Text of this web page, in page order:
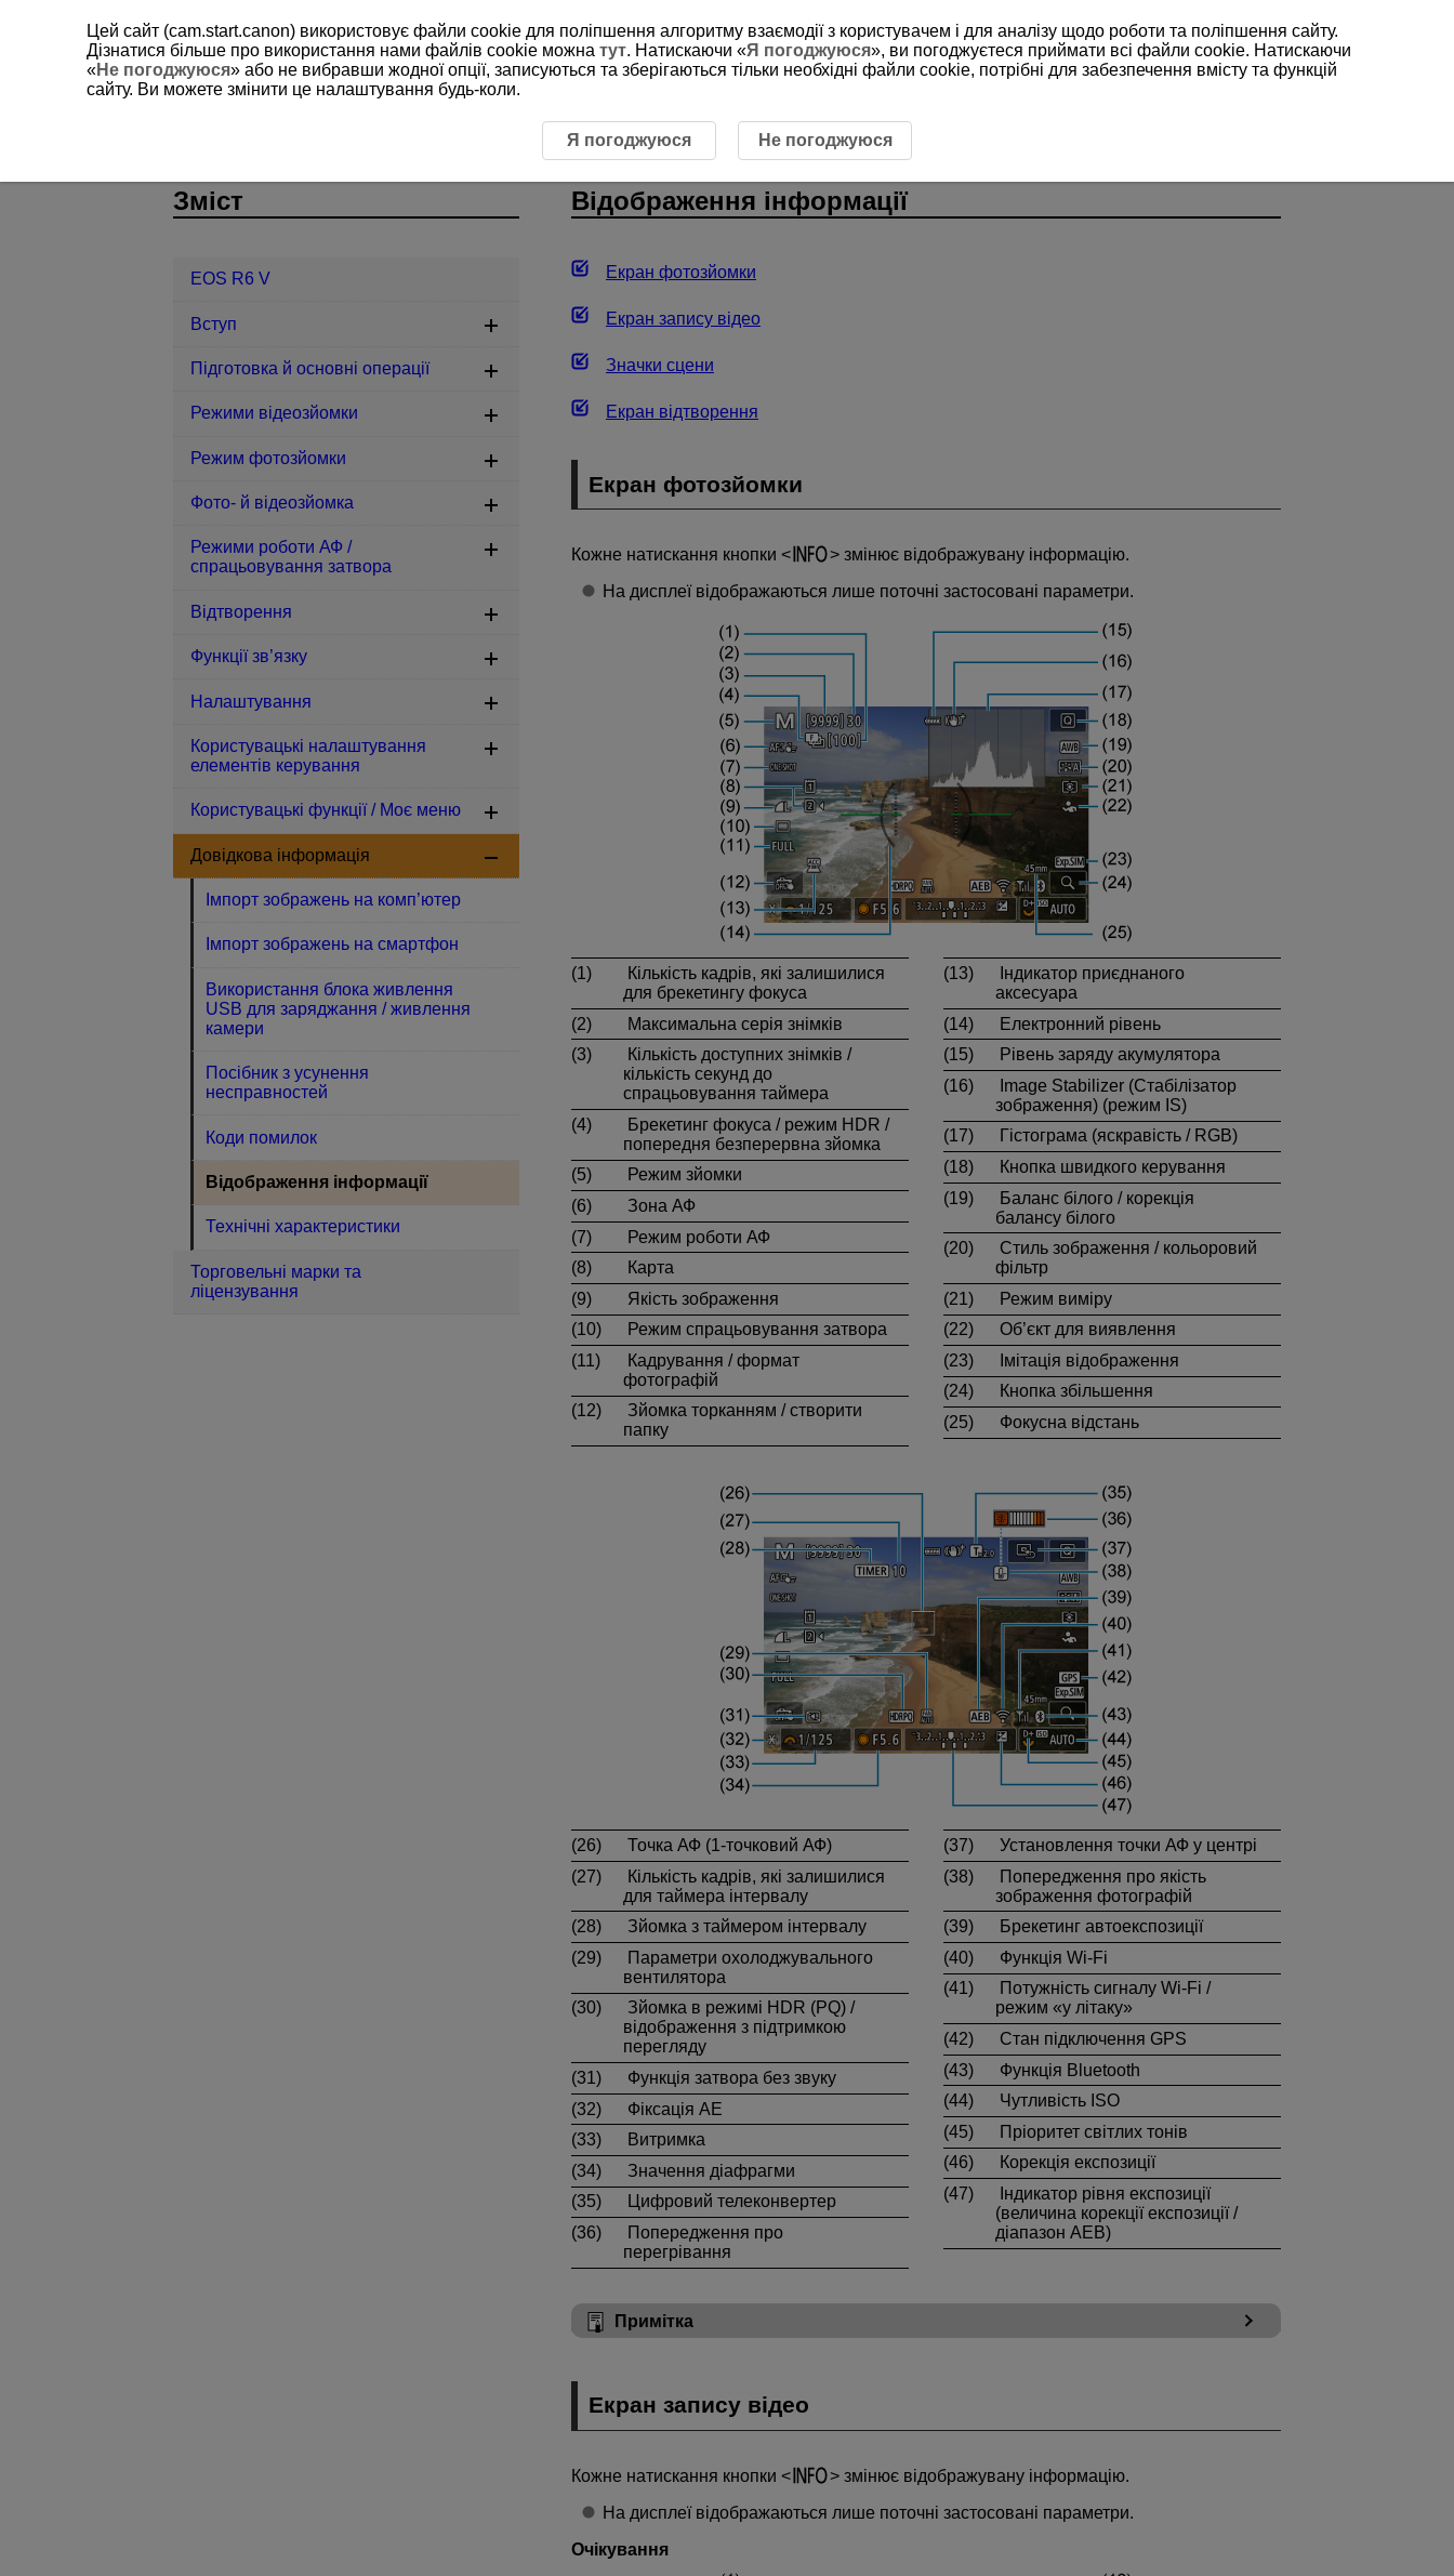
Довідкова інформація
Відображення інформації
Екран фотозйомки
Екран запису відео
Значки сцени
Екран відтворення
Екран фотозйомки
Кожне натискання кнопки
змінює відображувану інформацію.
На дисплеї відображаються лише поточні застосовані параметри.
(1)
Кількість кадрів, які залишилися
для брекетингу фокуса
(2)
Максимальна серія знімків
(3)
Кількість доступних знімків /
кількість секунд до
спрацьовування таймера
(4)
Брекетинг фокуса / режим HDR /
попередня безперервна зйомка
(5)
Режим зйомки
(6)
Зона АФ
(7)
Режим роботи АФ
(8)
Карта
(9)
Якість зображення
(10)
Режим спрацьовування затвора
(11)
Кадрування / формат
фотографій
(12)
Зйомка торканням / створити
папку
(13)
Індикатор приєднаного
аксесуара
(14)
Електронний рівень
(15)
Рівень заряду акумулятора
(16)
Image Stabilizer (Стабілізатор
зображення) (режим IS)
(17)
Гістограма (яскравість / RGB)
(18)
Кнопка швидкого керування
(19)
Баланс білого / корекція
балансу білого
(20)
Стиль зображення / кольоровий
фільтр
(21)
Режим виміру
(22)
Об’єкт для виявлення
(23)
Імітація відображення
(24)
Кнопка збільшення
(25)
Фокусна відстань
(26)
Точка АФ (1-точковий АФ)
(27)
Кількість кадрів, які залишилися
для таймера інтервалу
(28)
Зйомка з таймером інтервалу
(29)
Параметри охолоджувального
вентилятора
(30)
Зйомка в режимі HDR (PQ) /
відображення з підтримкою
перегляду
(31)
Функція затвора без звуку
(32)
Фіксація АЕ
(33)
Витримка
(34)
Значення діафрагми
(35)
Цифровий телеконвертер
(36)
Попередження про
перегрівання
(37)
Установлення точки АФ у центрі
(38)
Попередження про якість
зображення фотографій
(39)
Брекетинг автоекспозиції
(40)
Функція Wi-Fi
(41)
Потужність сигналу Wi-Fi /
режим «у літаку»
(42)
Стан підключення GPS
(43)
Функція Bluetooth
(44)
Чутливість ISO
(45)
Пріоритет світлих тонів
(46)
Корекція експозиції
(47)
Індикатор рівня експозиції
(величина корекції експозиції /
діапазон AEB)
Примітка
Екран запису відео
Кожне натискання кнопки
змінює відображувану інформацію.
На дисплеї відображаються лише поточні застосовані параметри.
Очікування
Зміст
EOS R6 V
Вступ
Підготовка й основні операції
Режими відеозйомки
Режим фотозйомки
Фото- й відеозйомка
Режими роботи АФ /
спрацьовування затвора
Відтворення
Функції зв’язку
Налаштування
Користувацькі налаштування
елементів керування
Користувацькі функції / Моє меню
Довідкова інформація
Імпорт зображень на комп’ютер
Імпорт зображень на смартфон
Використання блока живлення
USB для заряджання / живлення
камери
Посібник з усунення
несправностей
Коди помилок
Відображення інформації
Технічні характеристики
Торговельні марки та
ліцензування
Цей сайт (cam.start.canon) використовує файли cookie для поліпшення алгоритму взаємодії з користувачем і для аналізу щодо роботи та поліпшення сайту.
Дізнатися більше про використання нами файлів cookie можна тут. Натискаючи «Я погоджуюся», ви погоджуєтеся приймати всі файли cookie. Натискаючи
«Не погоджуюся» або не вибравши жодної опції, записуються та зберігаються тільки необхідні файли cookie, потрібні для забезпечення вмісту та функцій
сайту. Ви можете змінити це налаштування будь-коли.
Я погоджуюся Не погоджуюся